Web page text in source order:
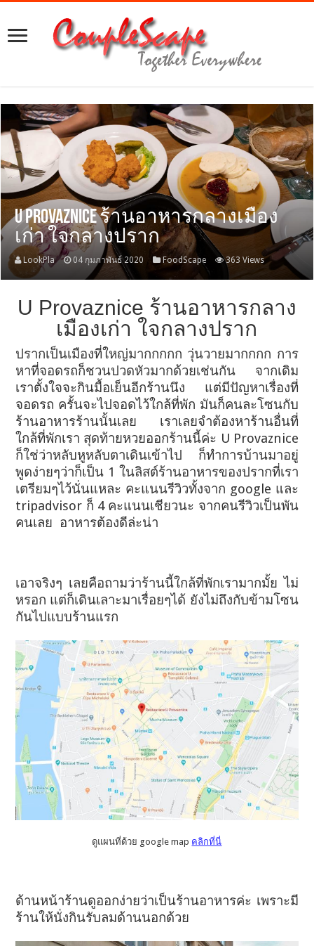
U Provaznice ร้านอาหารกลางเมือง
เก่า ใจกลางปราก
LookPla 04 กุมภาพันธ์ 2020 FoodScape 363 Views
U Provaznice ร้านอาหารกลาง
เมืองเก่า ใจกลางปราก
ปรากเป็นเมืองที่ใหญ่มากกกกก วุ่นวายมากกกก การ
หาที่จอดรถก็ชวนปวดหัวมากด้วยเช่นกัน จากเดิม
เราตั้งใจจะกินมื้อเย็นอีกร้านนึง แต่มีปัญหาเรื่องที่
จอดรถ ครั้นจะไปจอดไว้ใกล้ที่พัก มันก็คนละโซนกับ
ร้านอาหารร้านนั้นเลย เราเลยจำต้องหาร้านอื่นที่
ใกล้ที่พักเรา สุดท้ายหวยออกร้านนี้ค่ะ U Provaznice
ก็ใช่ว่าหลับหูหลับตาเดินเข้าไป ก็ทำการบ้านมาอยู่
พูดง่ายๆว่าก็เป็น 1 ในลิสต์ร้านอาหารของปรากที่เรา
เตรียมๆไว้นั่นแหละ คะแนนรีวิวทั้งจาก google และ
tripadvisor ก็ 4 คะแนนเชียวนะ จากคนรีวิวเป็นพัน
คนเลย อาหารต้องดีล่ะน่า
เอาจริงๆ เลยคือถามว่าร้านนี้ใกล้ที่พักเรามากมั้ย ไม่
หรอก แต่ก็เดินเลาะมาเรื่อยๆได้ ยังไม่ถึงกับข้ามโซน
กันไปแบบร้านแรก
ดูแผนที่ด้วย google map คลิกที่นี่
ด้านหน้าร้านดูออกง่ายว่าเป็นร้านอาหารค่ะ เพราะมี
ร้านให้นั่งกินรับลมด้านนอกด้วย